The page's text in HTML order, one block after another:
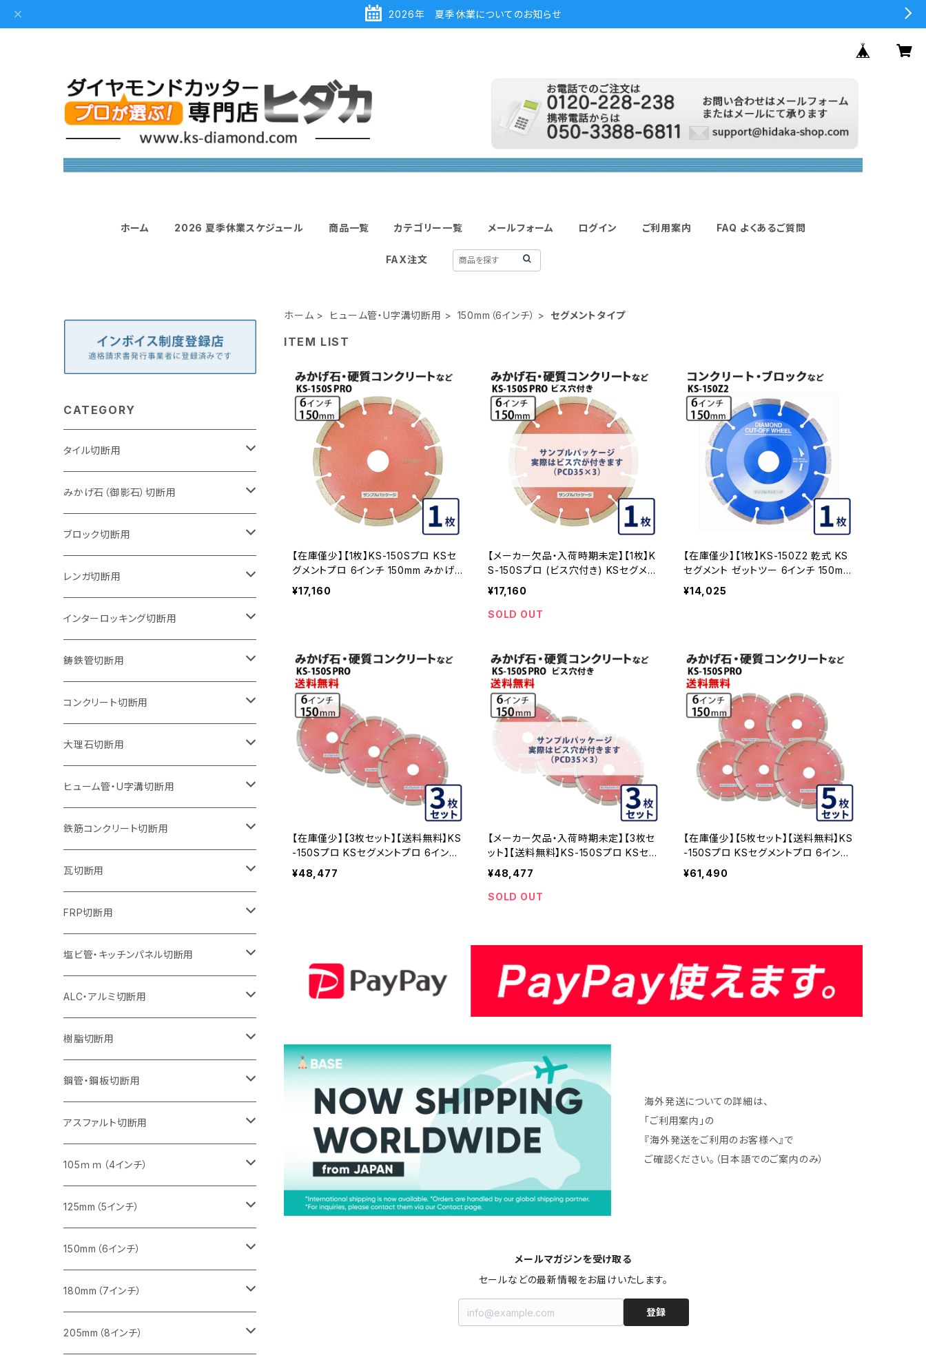
2026年 夏季休業についてのお知らせ
ホーム 2026 夏季休業スケジュール 商品一覧 カテゴリー一覧 メールフォーム ログイン ご利用案内 FAQ よくあるご質問
FAX注文
ホーム ヒューム管・U字溝切断用 150mm（6インチ） セグメントタイプ
ITEM LIST
【在庫僅少】【1枚】KS-150Sプロ KSセ
グメントプロ 6インチ 150mm みかげ
石・硬質コンクリートなどの切断用 ダ
イヤセグメント ダイヤモンドカッター 刃
¥17,160
【メーカー欠品・入荷時期未定】【1枚】K
S-150Sプロ (ビス穴付き) KSセグメン
トプロ 6インチ 150mm みかげ石・硬
質コンクリートなどの切断用 ダイヤセ
グメント ダイヤモンドカッター 刃 (ks-1
¥17,160
SOLD OUT
【在庫僅少】【1枚】KS-150Z2 乾式 KS
セグメント ゼットツー 6インチ 150mm
コンクリート・ブロックなどの切断 ダイ
ヤモンドカッター 刃 ダイヤセグメント
¥14,025
【在庫僅少】【3枚セット】【送料無料】KS
-150Sプロ KSセグメントプロ 6インチ
150mm みかげ石・硬質コンクリートな
どの切断用 ダイヤセグメント ダイヤモ
¥48,477
【メーカー欠品・入荷時期未定】【3枚セ
ット】【送料無料】KS-150Sプロ KSセグ
メントプロ (ビス穴付き) 6インチ 150
mm みかげ石・硬質コンクリートなどの
切断用 ダイヤセグメント ダイヤモンド
¥48,477
SOLD OUT
【在庫僅少】【5枚セット】【送料無料】KS
-150Sプロ KSセグメントプロ 6インチ
150mm みかげ石・硬質コンクリートな
どの切断用 ダイヤセグメント ダイヤモ
¥61,490
海外発送についての詳細は、
「ご利用案内」の
『海外発送をご利用のお客様へ』で
ご確認ください。（日本語でのご案内のみ）
メールマガジンを受け取る
セールなどの最新情報をお届けいたします。
登録
CATEGORY
タイル切断用
105mm（4インチ）
125mm（5インチ）
グラインダー取付用
石井超硬電動切断機 取付用
みかげ石（御影石）切断用
105mm（4インチ）
セグメントタイプ
セグメントタイプ（ビス穴付き
125mm（5インチ）
セグメントタイプ
セグメントタイプ（ビス穴付き
150mm（6インチ）
セグメントタイプ
180mm（7インチ）
セグメントタイプ
205mm（8インチ）
セグメントタイプ
230mm（9インチ）
セグメントタイプ
305mm（12インチ）
セグメント
セグメント（特殊凸凹加工チップ）
355mm（14インチ）
セグメント
セグメント（特殊凸凹加工チップ）
405mm（16インチ）
セグメントタイプ
ブロック切断用
105mm（4インチ）
セグメントタイプ
ウェーブタイプ
125mm（5インチ）
セグメントタイプ
ウェーブタイプ
150mm（6インチ）
セグメントタイプ
ウェーブタイプ
180mm（7インチ）
セグメントタイプ
ウェーブタイプ
205mm（8インチ）
セグメントタイプ
ウェーブタイプ
230mm（9インチ）
セグメントタイプ
ウェーブタイプ
255mm（10インチ）
セグメントタイプ
305mm（12インチ）
セグメント
セグメント（特殊凸凹加工チップ）
355mm（14インチ）
セグメント
セグメント（特殊凸凹加工チップ）
レンガ切断用
105mm（4インチ）
セグメントタイプ
ウェーブタイプ
125mm（5インチ）
セグメントタイプ
ウェーブタイプ
150mm（6インチ）
セグメントタイプ
ウェーブタイプ
180mm（7インチ）
セグメントタイプ
ウェーブタイプ
205mm（8インチ）
セグメントタイプ
ウェーブタイプ
230mm（9インチ）
セグメントタイプ
ウェーブタイプ
255mm（10インチ）
セグメントタイプ
305mm（12インチ）
セグメント
セグメント（特殊凸凹加工チップ）
355mm（14インチ）
セグメント
セグメント（特殊凸凹加工チップ）
インターロッキング切断用
105mm（4インチ）
セグメントタイプ
セグメントタイプ（ビス穴付き
125mm（5インチ）
セグメントタイプ
セグメントタイプ（ビス穴付き
150mm（6インチ）
セグメントタイプ
180mm（7インチ）
セグメントタイプ
205mm（8インチ）
セグメントタイプ
230mm（9インチ）
セグメントタイプ
255mm（10インチ）
セグメントタイプ（一般道路カッター用
305mm（12インチ）
セグメントタイプ
セグメントタイプ（一般道路カッター用
355mm（14インチ）
セグメントタイプ
セグメントタイプ（一般道路カッター用
405mm（16インチ）
セグメントタイプ
セグメントタイプ（一般道路カッター用
455mm（18インチ）
セグメント（一般道路カッター用
鋳鉄管切断用
105mm（4インチ）
セグメントタイプ
セグメントタイプ（ビス穴付き
125mm（5インチ）
セグメントタイプ
セグメントタイプ（ビス穴付き
150mm（6インチ）
セグメントタイプ
180mm（7インチ）
セグメントタイプ
205mm（8インチ）
セグメントタイプ
230mm（9インチ）
セグメントタイプ
305mm（12インチ）
セグメントタイプ
埋設鋳鉄管工事対応タイプ
355mm（14インチ）
セグメントタイプ
埋設鋳鉄管工事対応タイプ
405mm（16インチ）
セグメントタイプ
埋設鋳鉄管工事対応タイプ
コンクリート切断用
105mm（4インチ）
セグメントタイプ
ウェーブタイプ
125mm（5インチ）
セグメントタイプ
ウェーブタイプ
150mm（6インチ）
セグメントタイプ
ウェーブタイプ
180mm（7インチ）
セグメントタイプ
ウェーブタイプ
205mm（8インチ）
セグメントタイプ
ウェーブタイプ
230mm（9インチ）
セグメントタイプ
ウェーブタイプ
255mm（10インチ）
セグメントタイプ
セグメントタイプ（一般道路カッター用
305mm（12インチ）
セグメント
セグメント（特殊凸凹加工チップ）
355mm（14インチ）
セグメント
セグメント（特殊凸凹加工チップ）
405mm（16インチ）
セグメント
セグメント（一般道路カッター用
473mm（18インチ）
セグメント（一般道路カッター用
大理石切断用
125mm（5インチ）
ヒューム管・U字溝切断用
105mm（4インチ）
セグメントタイプ
125mm（5インチ）
セグメントタイプ
150mm（6インチ）
セグメントタイプ
180mm（7インチ）
セグメントタイプ
205mm（8インチ）
セグメントタイプ
230mm（9インチ）
セグメントタイプ
255mm（10インチ）
セグメントタイプ
305mm（12インチ）
セグメント
セグメント（特殊凸凹加工チップ）
355mm（14インチ）
セグメント
セグメント（特殊凸凹加工チップ）
405mm（16インチ）
セグメントタイプ
鉄筋コンクリート切断用
305mm（12インチ）
セグメントタイプ
355mm（14インチ）
セグメントタイプ
405mm（16インチ）
セグメントタイプ
瓦切断用
105mm（4インチ）
FRP切断用
125ｍｍ（5インチ）
塩ビ管・キッチンパネル切断用
125ｍｍ（5インチ）
ALC・アルミ切断用
305mm（12インチ）
砥石（補強綱入り）
355mm（14インチ）
砥石（補強綱入り）
樹脂切断用
305mm（12インチ）
砥石（補強綱入り）
355mm（14インチ）
砥石（補強綱入り）
鋼管・鋼板切断用
305mm（12インチ）
砥石（補強綱入り）
355mm（14インチ）
砥石（補強綱入り）
アスファルト切断用
255ｍｍ（10インチ）
一般道路カッター用
305ｍｍ（12インチ）
一般道路カッター用
355ｍｍ（14インチ）
一般道路カッター用
405mm（16インチ）
一般道路カッター用
455ｍｍ（18インチ）
105ｍｍ（4インチ）
タイル切断用
みかげ石（御影石）切断用
コンクリート切断用
ブロック切断用
125mm（5インチ）
タイル切断用
みかげ石（御影石）切断用
コンクリート切断用
150mm（6インチ）
みかげ石（御影石）切断用
コンクリート切断用
180mm（7インチ）
みかげ石（御影石）切断用
205mm（8インチ）